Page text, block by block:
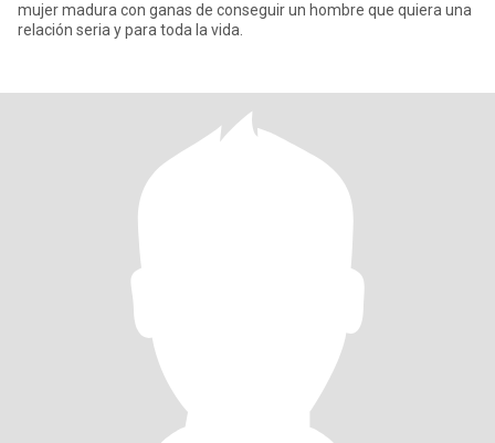
mujer madura con ganas de conseguir un hombre que quiera una
relación seria y para toda la vida.